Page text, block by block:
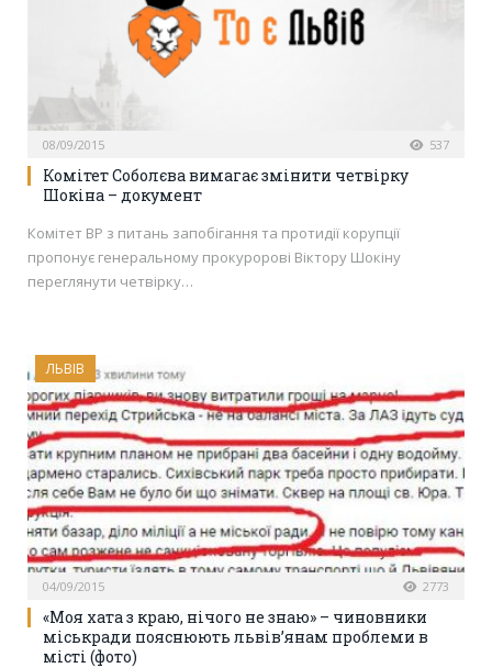
08/09/2015 537
Комітет Соболєва вимагає змінити четвірку
Шокіна – документ
Комітет ВР з питань запобігання та протидії корупції
пропонує генеральному прокуророві Віктору Шокіну
переглянути четвірку…
ЛЬВІВ
04/09/2015 2773
«Моя хата з краю, нічого не знаю» – чиновники
міськради пояснюють львів’янам проблеми в
місті (фото)